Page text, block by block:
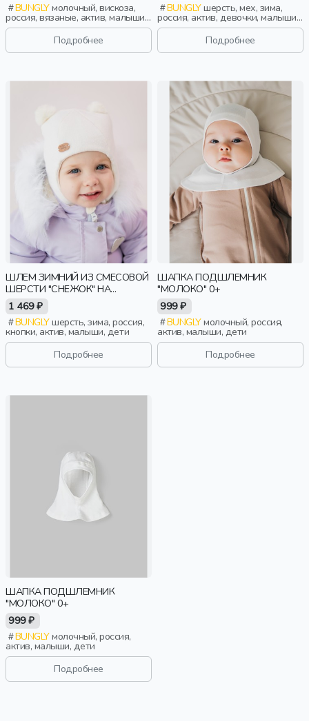
BUNGLYмолочный, вискоза,
россия, вязаные, актив, малыши,
дети
Подробнее
BUNGLYшерсть, мех, зима,
россия, актив, девочки, малыши,
дошкольники, дети
Подробнее
ШЛЕМ ЗИМНИЙ ИЗ СМЕСОВОЙ
ШЕРСТИ "СНЕЖОК" НА
КНОПКАХ 0+
1 469 ₽
BUNGLYшерсть, зима, россия,
кнопки, актив, малыши, дети
Подробнее
ШАПКА ПОДШЛЕМНИК
"МОЛОКО" 0+
999 ₽
BUNGLYмолочный, россия,
актив, малыши, дети
Подробнее
ШАПКА ПОДШЛЕМНИК
"МОЛОКО" 0+
999 ₽
BUNGLYмолочный, россия,
актив, малыши, дети
Подробнее